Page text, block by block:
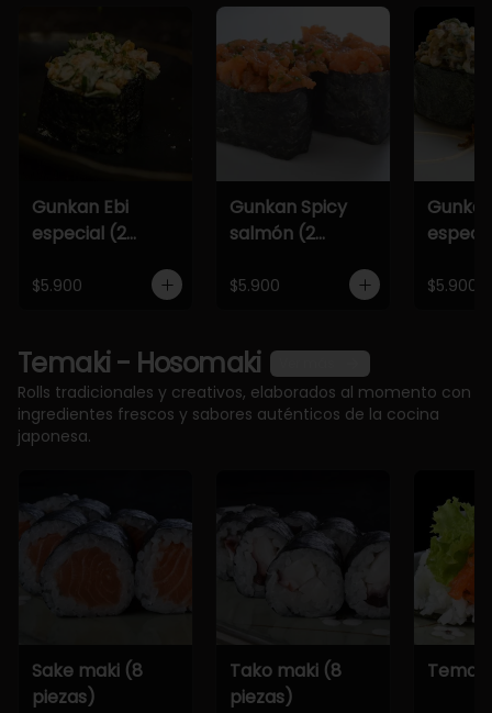
Gunkan Ebi
especial (2
$5.900
Gunkan Spicy
salmón (2
$5.900 $5.900
Temaki - Hosomaki
Rolls tradicionales y creativos, elaborados al momento con
ingredientes frescos y sabores auténticos de la cocina
japonesa.
Sake maki (8
piezas)
Tako maki (8
piezas)